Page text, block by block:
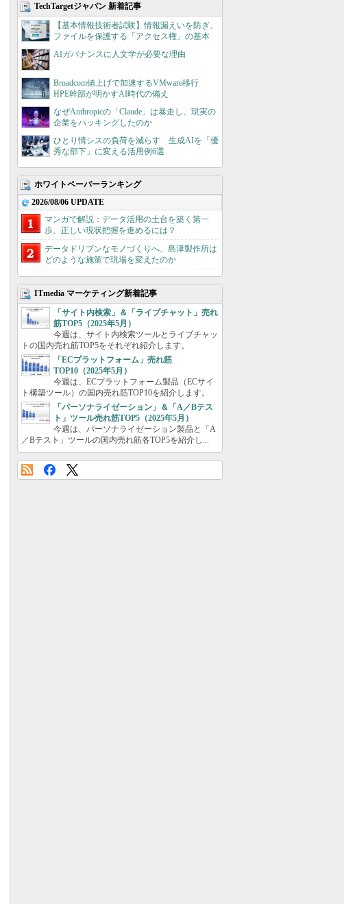
TechTargetジャパン 新着記事
【基本情報技術者試験】情報漏えいを防ぎ、
ファイルを保護する「アクセス権」の基本
AIガバナンスに人文学が必要な理由
Broadcom値上げで加速するVMware移行
HPE幹部が明かすAI時代の備え
なぜAnthropicの「Claude」は暴走し、現実の
企業をハッキングしたのか
ひとり情シスの負荷を減らす 生成AIを「優
秀な部下」に変える活用例6選
ホワイトペーパーランキング
2026/08/06 UPDATE
マンガで解説：データ活用の土台を築く第一
歩、正しい現状把握を進めるには？
データドリブンなモノづくりへ、島津製作所は
どのような施策で現場を変えたのか
ITmedia マーケティング新着記事
「サイト内検索」＆「ライブチャット」売れ
筋TOP5（2025年5月）
今週は、サイト内検索ツールとライブチャッ
トの国内売れ筋TOP5をそれぞれ紹介します。
「ECプラットフォーム」売れ筋
TOP10（2025年5月）
今週は、ECプラットフォーム製品（ECサイ
ト構築ツール）の国内売れ筋TOP10を紹介します。
「パーソナライゼーション」＆「A／Bテス
ト」ツール売れ筋TOP5（2025年5月）
今週は、パーソナライゼーション製品と「A
／Bテスト」ツールの国内売れ筋各TOP5を紹介し...